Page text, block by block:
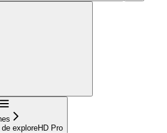
exploreHD Pro